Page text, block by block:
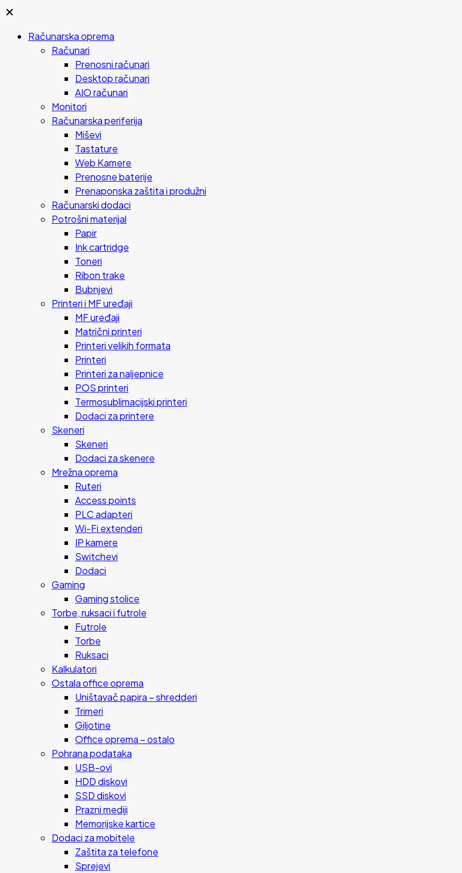
✕
Računarska oprema
Računari
Prenosni računari
Desktop računari
AIO računari
Monitori
Računarska periferija
Miševi
Tastature
Web Kamere
Prenosne baterije
Prenaponska zaštita i produžni
Računarski dodaci
Potrošni materijal
Papir
Ink cartridge
Toneri
Ribon trake
Bubnjevi
Printeri i MF uređaji
MF uređaji
Matrični printeri
Printeri velikih formata
Printeri
Printeri za naljepnice
POS printeri
Termosublimacijski printeri
Dodaci za printere
Skeneri
Skeneri
Dodaci za skenere
Mrežna oprema
Ruteri
Access points
PLC adapteri
Wi-Fi extenderi
IP kamere
Switchevi
Dodaci
Gaming
Gaming stolice
Torbe, ruksaci i futrole
Futrole
Torbe
Ruksaci
Kalkulatori
Ostala office oprema
Uništavač papira – shredderi
Trimeri
Giljotine
Office oprema – ostalo
Pohrana podataka
USB-ovi
HDD diskovi
SSD diskovi
Prazni mediji
Memorijske kartice
Dodaci za mobitele
Zaštita za telefone
Sprejevi